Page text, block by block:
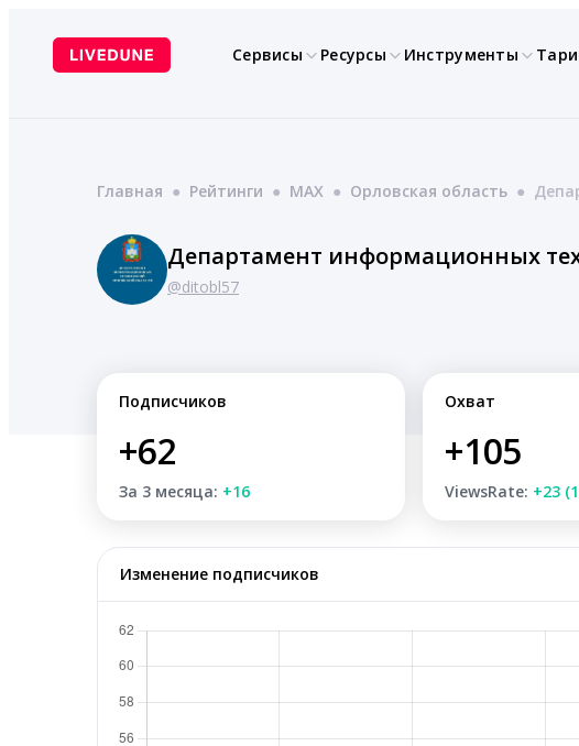
содержимому
Сервисы Ресурсы Инструменты
Главная ● Рейтинги ● MAX ● Орловская область ●
Департамент информационных
@ditobl57
Подписчиков
+62
За 3 месяца: +16
Охват
+105
ViewsRate: +23
Изменение подписчиков